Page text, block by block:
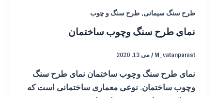
طرح سنگ سیمانی,طرح سنگ و چوب
نمای طرح سنگ وچوب ساختمان
M_vatanparast
/می 13, 2020
نمای طرح سنگ وچوب ساختمان نمای طرح سنگ
وچوب ساختمان. نوعی معماری ساختمانی است که